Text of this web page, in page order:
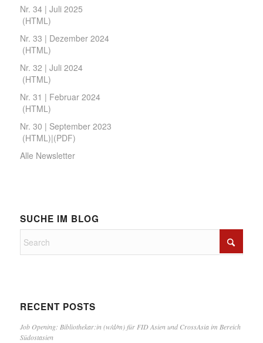
Nr. 34 | Juli 2025
(HTML)
Nr. 33 | Dezember 2024
(HTML)
Nr. 32 | Juli 2024
(HTML)
Nr. 31 | Februar 2024
(HTML)
Nr. 30 | September 2023
(HTML)|(PDF)
Alle Newsletter
SUCHE IM BLOG
RECENT POSTS
Job Opening: Bibliothekar:in (w/d/m) für FID Asien und CrossAsia im Bereich
Südostasien